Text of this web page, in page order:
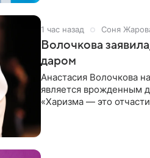
1 час назад Соня
Волочкова
даром
Анастасия Волочкова
является врожденным
«Харизма — это